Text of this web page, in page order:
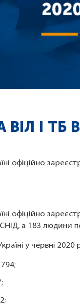
І ТБ
офіційно
офіційно
СНІД, а 183 людини
у червні 2020